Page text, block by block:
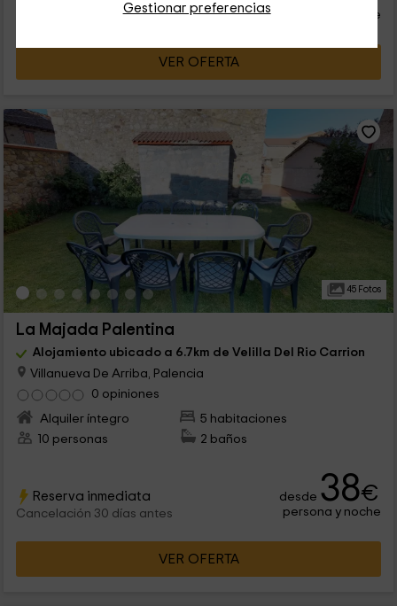
Gestionar preferencias
Cancelación 30 días antes persona y noche
VER OFERTA
45 Fotos
La Majada Palentina
Alojamiento ubicado a 6.7km de Velilla Del Rio Carrion
Villanueva De Arriba, Palencia
0 opiniones
Alquiler íntegro
5 habitaciones
10 personas
2 baños
Reserva inmediata
Cancelación 30 días antes
desde 38€
persona y noche
VER OFERTA